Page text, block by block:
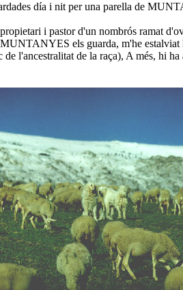
día i nit per una parella de
i pastor d'un nombrós ramat
els guarda, m'he
l'ancestralitat de la raça), A més, hi